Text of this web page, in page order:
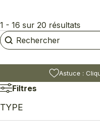
1 - 16 sur 20 résultats
Rechercher
Rechercher
Astuce :
Filtres
TYPE